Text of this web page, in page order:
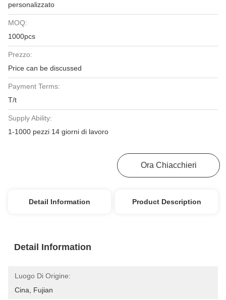
personalizzato
MOQ:
1000pcs
Prezzo:
Price can be discussed
Payment Terms:
T/t
Supply Ability:
1-1000 pezzi 14 giorni di lavoro
Ora Chiacchieri
Detail Information Product Description
Detail Information
Luogo Di Origine:
Cina, Fujian